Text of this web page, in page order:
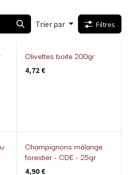
Trier par Filtres
Olivettes boite 200gr
4,72€
Champignons mélange
forestier - CDE - 25gr
4,90€